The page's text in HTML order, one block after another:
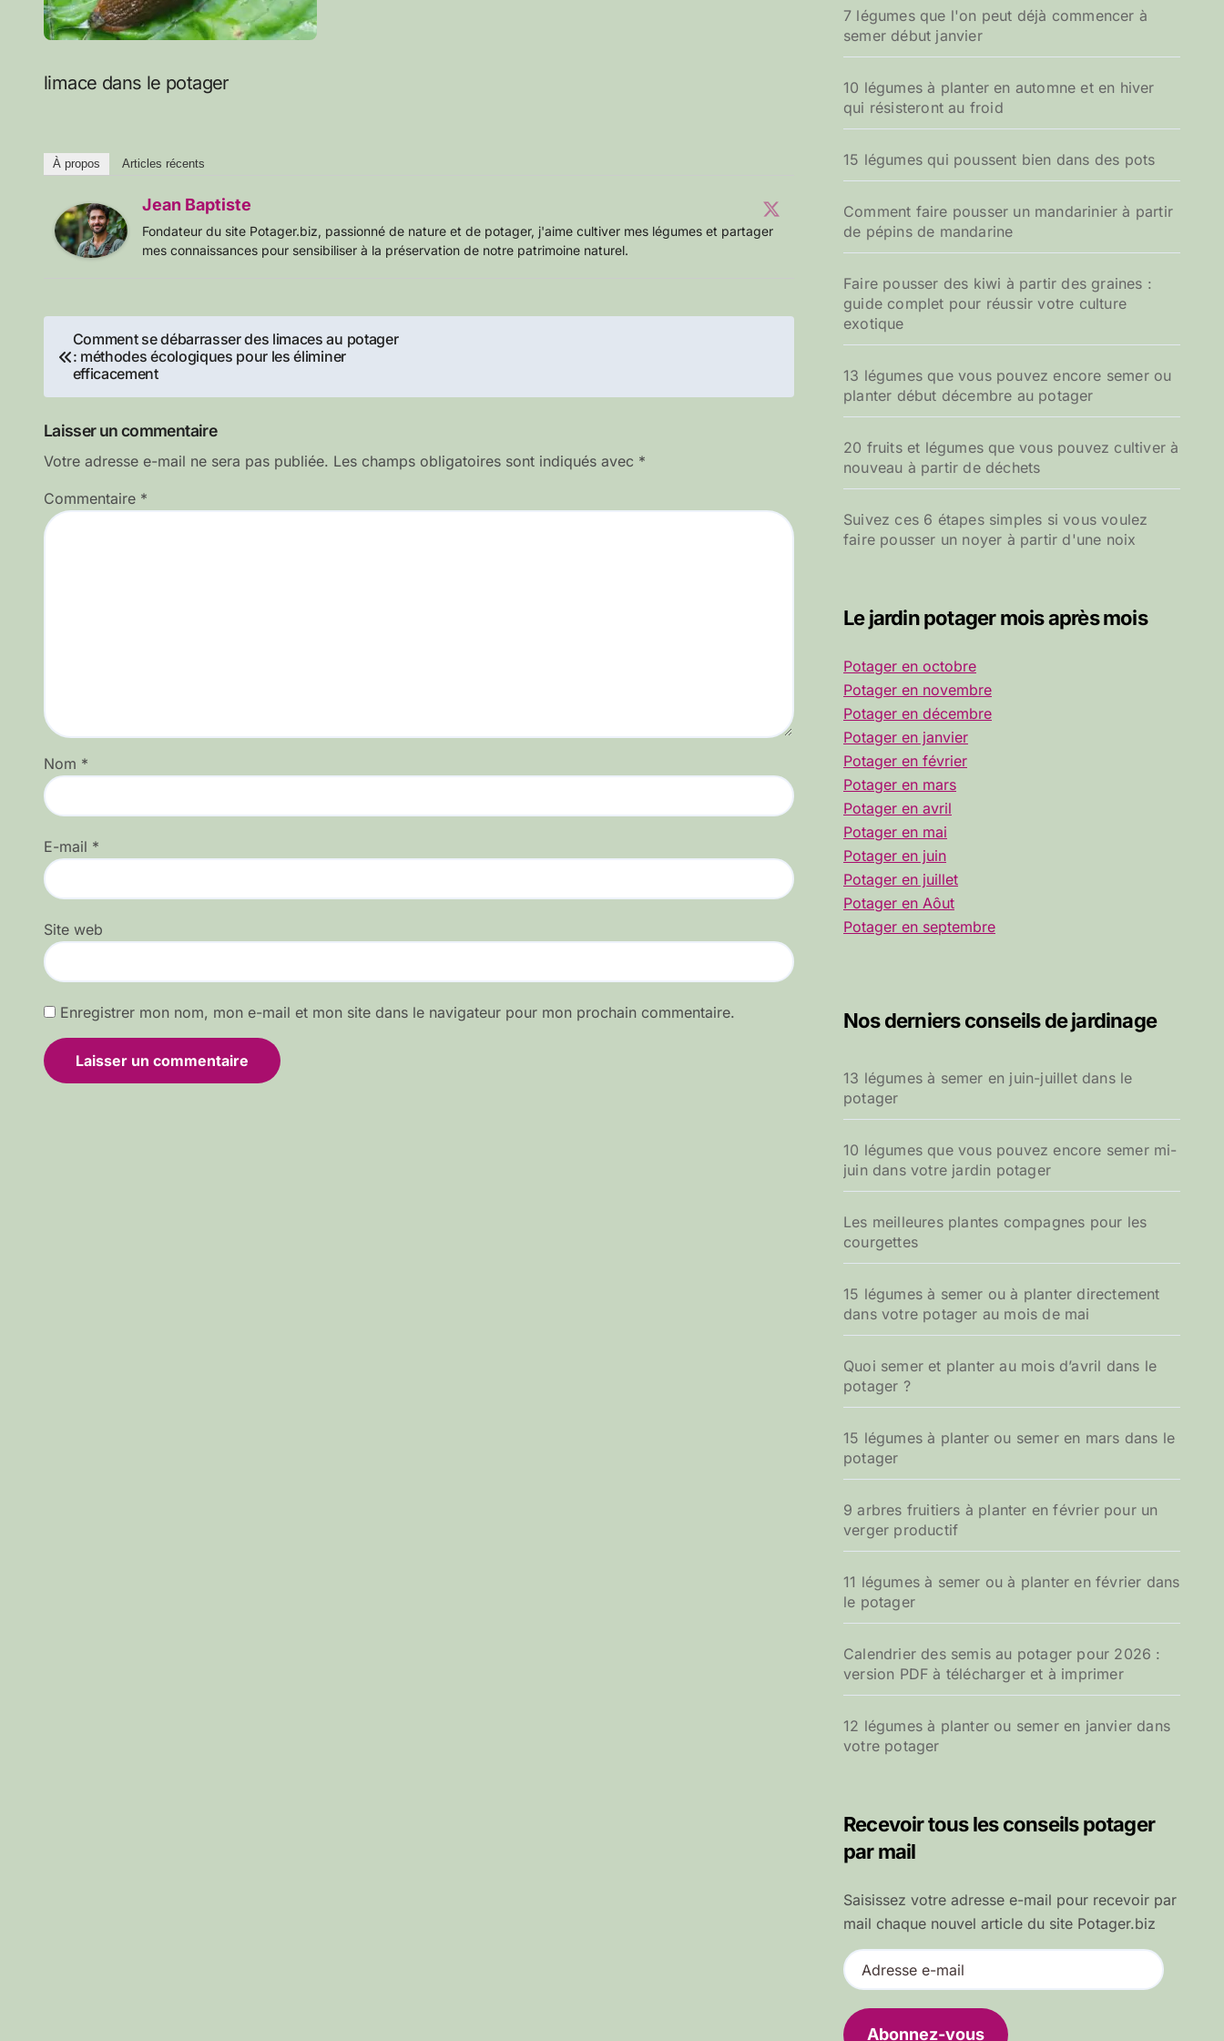
limace dans le potager
À propos Articles récents
Jean Baptiste
Fondateur du site Potager.biz, passionné de nature et de potager, j'aime cultiver mes légumes et partager
mes connaissances pour sensibiliser à la préservation de notre patrimoine naturel.
Navigation
de
l’article
Comment se débarrasser des limaces au potager
: méthodes écologiques pour les éliminer
efficacement
Laisser un commentaire
Votre adresse e-mail ne sera pas publiée. Les champs obligatoires sont indiqués avec *
Commentaire *
Nom *
E-mail *
Site web
Enregistrer mon nom, mon e-mail et mon site dans le navigateur pour mon prochain commentaire.
7 légumes que l'on peut déjà commencer à
semer début janvier
10 légumes à planter en automne et en hiver
qui résisteront au froid
15 légumes qui poussent bien dans des pots
Comment faire pousser un mandarinier à partir
de pépins de mandarine
Faire pousser des kiwi à partir des graines :
guide complet pour réussir votre culture
exotique
13 légumes que vous pouvez encore semer ou
planter début décembre au potager
20 fruits et légumes que vous pouvez cultiver à
nouveau à partir de déchets
Suivez ces 6 étapes simples si vous voulez
faire pousser un noyer à partir d'une noix
Le jardin potager mois après mois
Potager en octobre
Potager en novembre
Potager en décembre
Potager en janvier
Potager en février
Potager en mars
Potager en avril
Potager en mai
Potager en juin
Potager en juillet
Potager en Aôut
Potager en septembre
Nos derniers conseils de jardinage
13 légumes à semer en juin-juillet dans le
potager
10 légumes que vous pouvez encore semer mi-
juin dans votre jardin potager
Les meilleures plantes compagnes pour les
courgettes
15 légumes à semer ou à planter directement
dans votre potager au mois de mai
Quoi semer et planter au mois d’avril dans le
potager ?
15 légumes à planter ou semer en mars dans le
potager
9 arbres fruitiers à planter en février pour un
verger productif
11 légumes à semer ou à planter en février dans
le potager
Calendrier des semis au potager pour 2026 :
version PDF à télécharger et à imprimer
12 légumes à planter ou semer en janvier dans
votre potager
Recevoir tous les conseils potager
par mail
Saisissez votre adresse e-mail pour recevoir par
mail chaque nouvel article du site Potager.biz
A
d
e
Abonnez-vous